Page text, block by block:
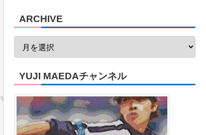
ARCHIVE
YUJI MAEDAチャンネル